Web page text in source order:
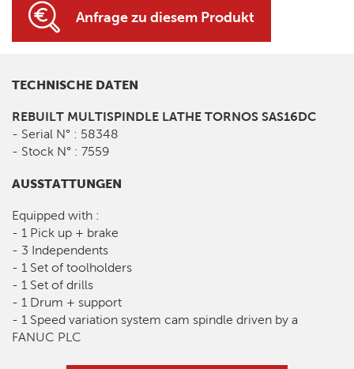
Anfrage zu diesem Produkt
TECHNISCHE DATEN
REBUILT MULTISPINDLE LATHE TORNOS SAS16DC
- Serial N° : 58348
- Stock N° : 7559
AUSSTATTUNGEN
Equipped with :
- 1 Pick up + brake
- 3 Independents
- 1 Set of toolholders
- 1 Set of drills
- 1 Drum + support
- 1 Speed variation system cam spindle driven by a
FANUC PLC